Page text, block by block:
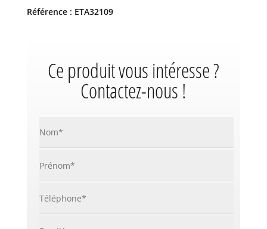
Référence : ETA32109
Ce produit vous intéresse ?
Contactez-nous !